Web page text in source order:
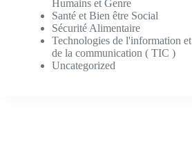
Humains et Genre
Santé et Bien être Social
Sécurité Alimentaire
Technologies de l'information et
de la communication ( TIC )
Uncategorized